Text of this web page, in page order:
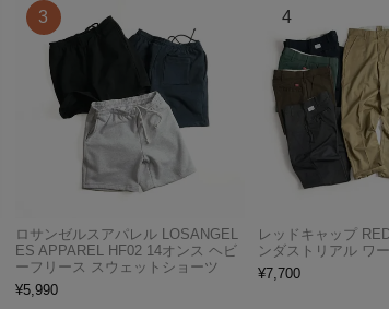
ロサンゼルスアパレル LOSANGEL
ES APPAREL HF02 14オンス ヘビ
ーフリース スウェットショーツ
¥5,990
レッドキャップ
ンダストリアル ワ
¥7,700